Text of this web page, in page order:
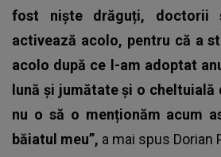
fost niște drăguți, doctorii
activează acolo, pentru că a
acolo după ce l-am adoptat
lună și jumătate și o cheltuială
nu o să o menționăm acum
băiatul meu”, a mai spus Dorian